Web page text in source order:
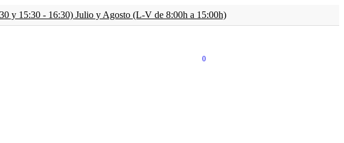
y 15:30 - 16:30) Julio y Agosto (L-V de 8:00h a 15:00h)
0